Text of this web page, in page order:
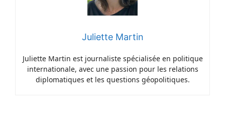
Juliette Martin
Juliette Martin est journaliste spécialisée en politique
internationale, avec une passion pour les relations
diplomatiques et les questions géopolitiques.